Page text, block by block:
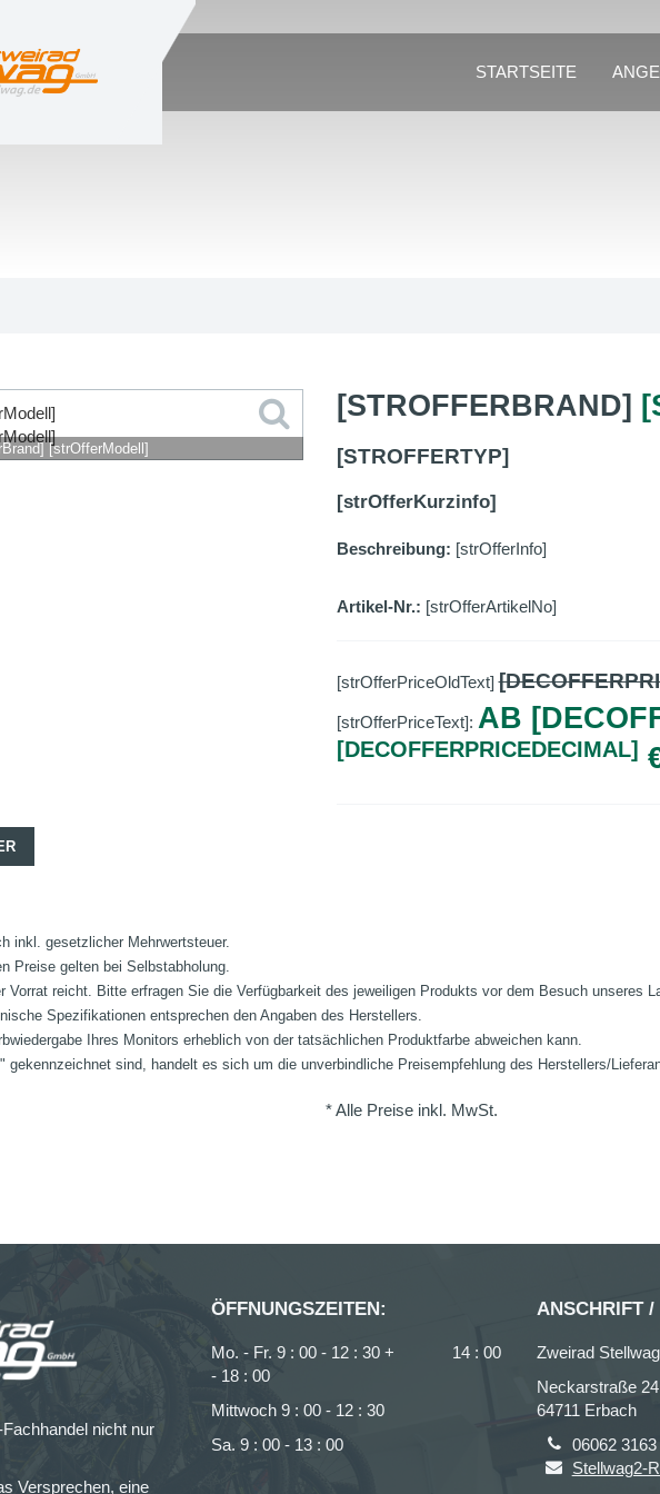
STARTSEITE
[strOfferModell]
[STROFFERBRAND]
[STROFFERTYP]
[strOfferKurzinfo]
Beschreibung: [strOfferInfo]
Artikel-Nr.: [strOfferArtikelNo]
[strOfferPriceOldText]
[strOfferPriceText]: AB
[DECOFFERPRICEDECIMAL]
inkl. gesetzlicher Mehrwertsteuer.
Preise gelten bei Selbstabholung.
Vorrat reicht. Bitte erfragen Sie die Verfügbarkeit des jeweiligen Produkts vor dem Besuch unseres
Spezifikationen entsprechen den Angaben des Herstellers.
Ihres Monitors erheblich von der tatsächlichen Produktfarbe abweichen kann.
sind, handelt es sich um die unverbindliche Preisempfehlung des Herstellers/
* Alle Preise inkl. MwSt.
nicht nur
Versprechen, eine
ÖFFNUNGSZEITEN:
Mo. - Fr. 9 : 00 - 12 : 30 + 14 : 00
- 18 : 00
Mittwoch 9 : 00 - 12 : 30
Sa. 9 : 00 - 13 : 00
ANSCHRIFT /
Zweirad
Neckarstraße 24
64711 Erbach
06062 3163
Stellwag2-